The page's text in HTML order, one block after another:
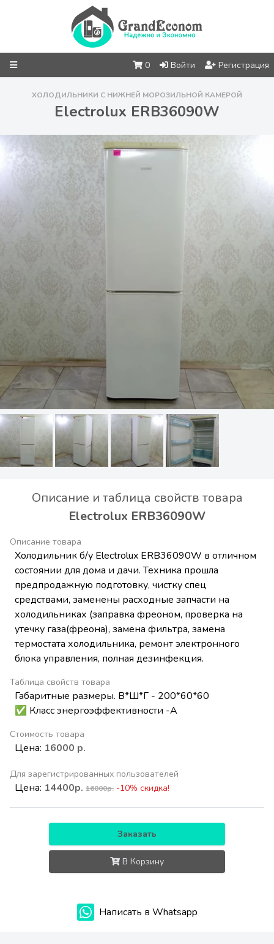
0 Войти Регистрация
ХОЛОДИЛЬНИКИ С НИЖНЕЙ МОРОЗИЛЬНОЙ КАМЕРОЙ
Electrolux ERB36090W
Описание и таблица свойств товара
Electrolux ERB36090W
Описание товара
Холодильник б/у Electrolux ERB36090W в отличном
состоянии для дома и дачи. Техника прошла
предпродажную подготовку, чистку спец
средствами, заменены расходные запчасти на
холодильниках (заправка фреоном, проверка на
утечку газа(фреона), замена фильтра, замена
термостата холодильника, ремонт электронного
блока управления, полная дезинфекция.
Таблица свойств товара
Габаритные размеры. В*Ш*Г - 200*60*60
✅ Класс энергоэффективности -А
Стоимость товара
Цена: 16000 р.
Для зарегистрированных пользователей
Цена: 14400р. 16000р. -10% скидка!
Заказать
В Корзину
Написать в Whatsapp